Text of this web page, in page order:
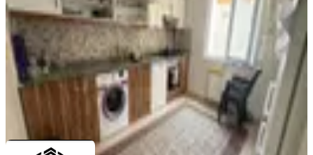
3+1· 150 m² ·5. Kat 08.08.2026
2.695.000 ₺
ÇETİN GAYRİMENKUL Özkan Çetin
Ara